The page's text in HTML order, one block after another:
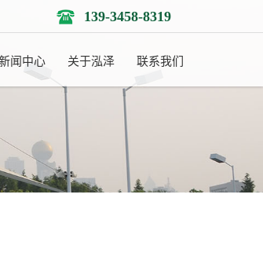
139-3458-8319
闻中心 关于泓泽 联系我们